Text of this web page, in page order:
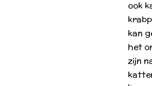
ook
kan
het
zijn